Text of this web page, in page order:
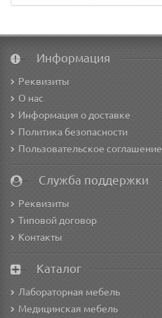
Информация
Реквизиты
О нас
Информация о доставке
Политика безопасности
Пользовательское соглашение
Служба поддержки
Реквизиты
Типовой договор
Контакты
Каталог
Лабораторная мебель
Медицинская мебель